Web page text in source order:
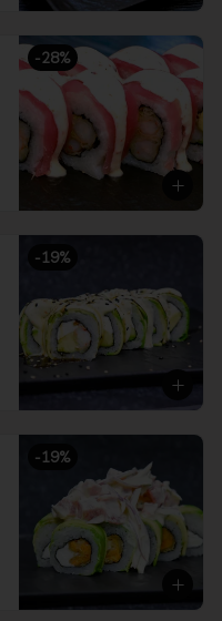
-28%
-19%
-19%